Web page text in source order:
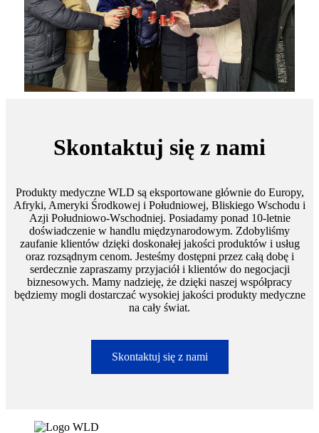
Skontaktuj się z nami
Produkty medyczne WLD są eksportowane głównie do Europy,
Afryki, Ameryki Środkowej i Południowej, Bliskiego Wschodu i
Azji Południowo-Wschodniej. Posiadamy ponad 10-letnie
doświadczenie w handlu międzynarodowym. Zdobyliśmy
zaufanie klientów dzięki doskonałej jakości produktów i usług
oraz rozsądnym cenom. Jesteśmy dostępni przez całą dobę i
serdecznie zapraszamy przyjaciół i klientów do negocjacji
biznesowych. Mamy nadzieję, że dzięki naszej współpracy
będziemy mogli dostarczać wysokiej jakości produkty medyczne
na cały świat.
Skontaktuj się z nami